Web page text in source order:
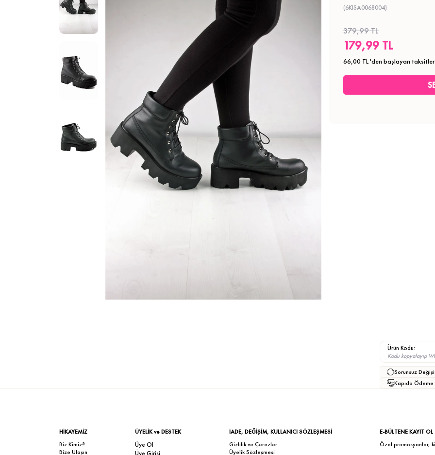
(6KISA0068004)
379,99 TL
179,99 TL
66,00 TL'den başlayan
Ürün Kodu:
Kodu kopyalayıp
Sorunsuz
Kapıda Ödeme
HİKAYEMİZ
Biz Kimiz?
Bize Ulaşın
ÜYELİK ve DESTEK
Üye Ol
İADE, DEĞİŞİM, KULLANICI SÖZLEŞMESİ
Gizlilik ve Çerezler
Üyelik Sözleşmesi
E-BÜLTENE KAYIT OL
Özel promosyonlar,